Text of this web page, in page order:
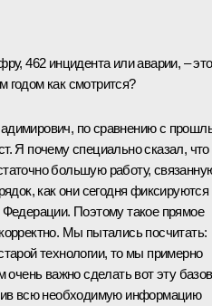
462 инцидента или аварии, – это
как смотрится?
по сравнению с
Я почему специально сказал, что
большую работу,
как они сегодня фиксируются
Федерации. Поэтому такое прямое
Мы пытались посчитать:
технологии, то мы примерно
очень важно сделать вот эту
всю необходимую информацию